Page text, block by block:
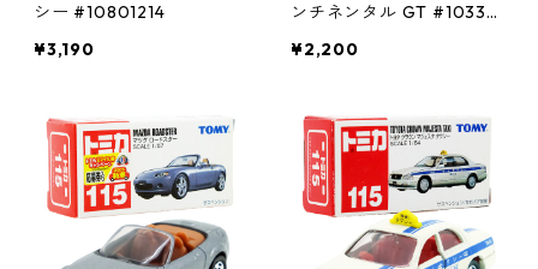
シー #10801214
¥3,190
ンチネンタル GT #10334
¥2,200